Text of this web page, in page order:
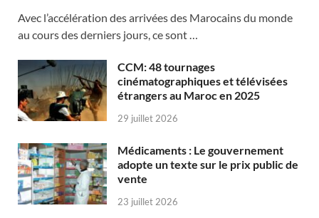
Avec l’accélération des arrivées des Marocains du monde
au cours des derniers jours, ce sont …
CCM: 48 tournages
cinématographiques et télévisées
étrangers au Maroc en 2025
29 juillet 2026
Médicaments : Le gouvernement
adopte un texte sur le prix public de
vente
23 juillet 2026